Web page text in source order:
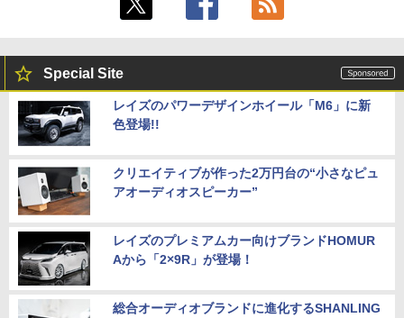
Special Site
レイズのパワーデザインホイール「M6」に新
色登場!!
クリエイティブが作った2万円台の“小さなピュ
アオーディオスピーカー”
レイズのプレミアムカー向けブランドHOMUR
Aから「2×9R」が登場！
総合オーディオブランドに進化するSHANLING